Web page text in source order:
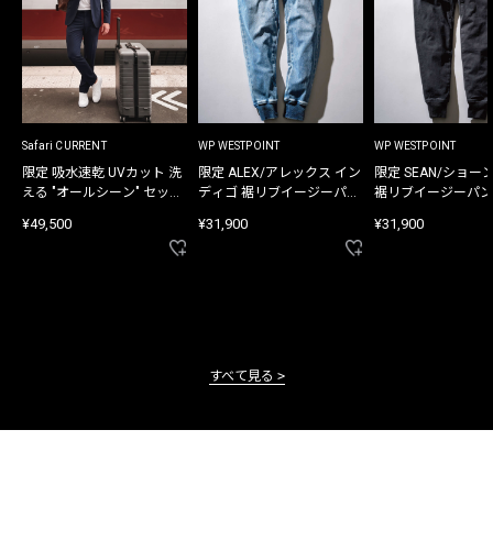
Safari CURRENT
限定 吸水速乾 UVカット 洗
える "オールシーン" セット
¥49,500
WP WESTPOINT
限定 ALEX/アレックス イン
ディゴ 裾リブイージーパン
¥31,900
WP WESTPOINT
限定 SEAN/ショー
裾リブイージーパ
¥31,900
すべて見る